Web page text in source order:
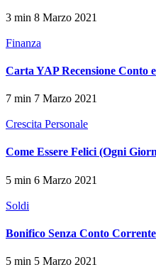
3 min 8 Marzo 2021
Finanza
Carta YAP Recensione Conto
7 min 7 Marzo 2021
Crescita Personale
Come Essere Felici (Ogni
5 min 6 Marzo 2021
Soldi
Bonifico Senza Conto Corrente
5 min 5 Marzo 2021